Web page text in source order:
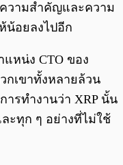
วามสำคัญและความ
น้อยลงไปอีก
แหน่ง CTO ของ
กเขาทั้งหลายล้วน
รทำงานว่า XRP นั้น
ะทุก ๆ อย่างที่ไม่ใช้